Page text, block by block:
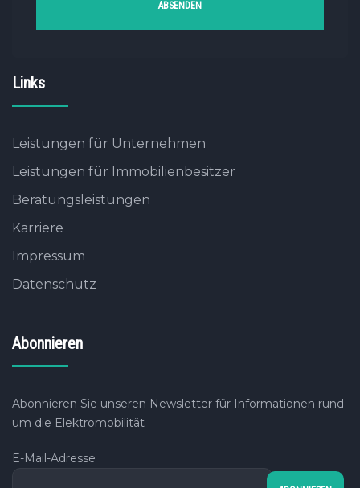
Links
Leistungen für Unternehmen
Leistungen für Immobilienbesitzer
Beratungsleistungen
Karriere
Impressum
Datenschutz
Abonnieren
Abonnieren Sie unseren Newsletter für Informationen rund
um die Elektromobilität
E-Mail-Adresse